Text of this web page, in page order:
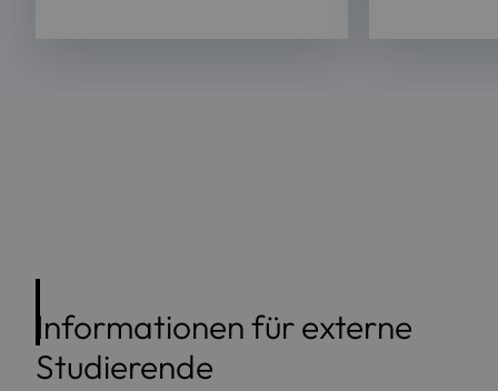
Informationen für externe
Studierende